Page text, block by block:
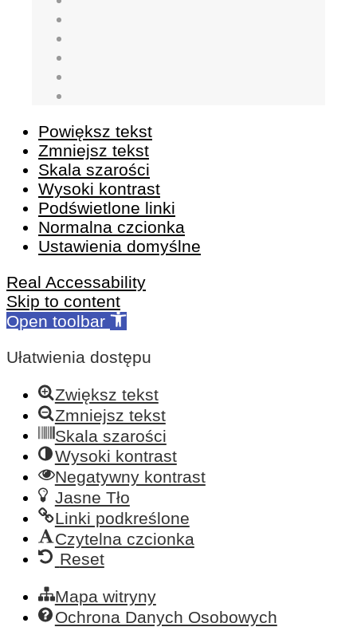
Powiększ tekst
Zmniejsz tekst
Skala szarości
Wysoki kontrast
Podświetlone linki
Normalna czcionka
Ustawienia domyślne
Real Accessability
Skip to content
Open toolbar
Ułatwienia dostępu
Zwiększ tekst
Zmniejsz tekst
Skala szarości
Wysoki kontrast
Negatywny kontrast
Jasne Tło
Linki podkreślone
Czytelna czcionka
Reset
Mapa witryny
Ochrona Danych Osobowych